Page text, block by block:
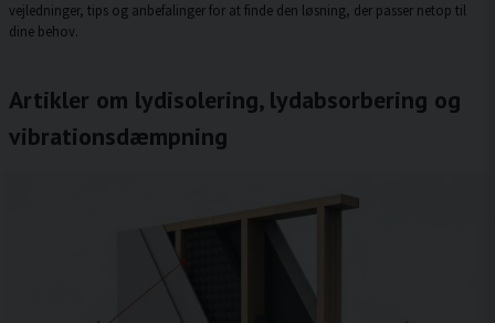
vejledninger, tips og anbefalinger for at finde den løsning, der passer netop til
dine behov.
Artikler om lydisolering, lydabsorbering og
vibrationsdæmpning